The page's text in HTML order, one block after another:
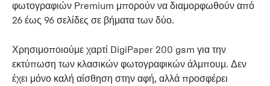
φωτογραφιών Premium μπορούν να διαμορφωθούν από
26 έως 96 σελίδες σε βήματα των δύο.
Χρησιμοποιούμε χαρτί DigiPaper 200 gsm για την
εκτύπωση των κλασικών φωτογραφικών άλμπουμ. Δεν
έχει μόνο καλή αίσθηση στην αφή, αλλά προσφέρει